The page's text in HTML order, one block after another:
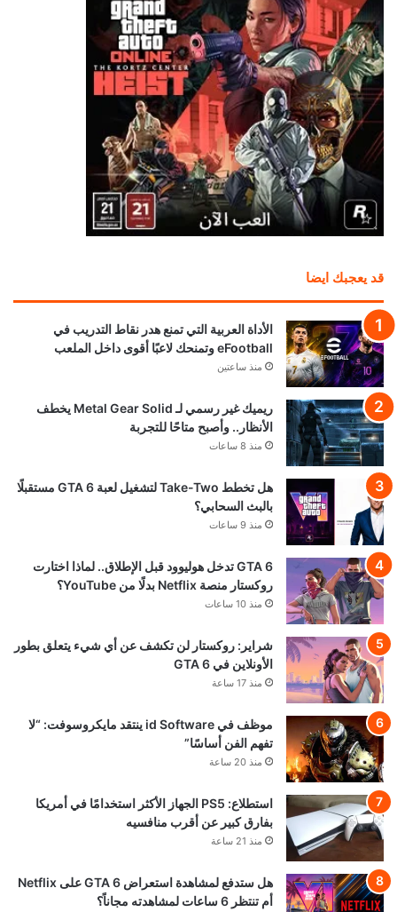
قد يعجبك ايضا
الأداة العربية التي تمنع هدر نقاط التدريب في
eFootball وتمنحك لاعبًا أقوى داخل الملعب
منذ ساعتين
ريميك غير رسمي لـ Metal Gear Solid يخطف
الأنظار.. وأصبح متاحًا للتجربة
منذ 8 ساعات
هل تخطط Take-Two لتشغيل لعبة GTA 6 مستقبلًا
بالبث السحابي؟
منذ 9 ساعات
GTA 6 تدخل هوليوود قبل الإطلاق.. لماذا اختارت
روكستار منصة Netflix بدلًا من YouTube؟
منذ 10 ساعات
شراير: روكستار لن تكشف عن أي شيء يتعلق بطور
الأونلاين في GTA 6
منذ 17 ساعة
موظف في id Software ينتقد مايكروسوفت: “لا
تفهم الفن أساسًا”
منذ 20 ساعة
استطلاع: PS5 الجهاز الأكثر استخدامًا في أمريكا
بفارق كبير عن أقرب منافسيه
منذ 21 ساعة
هل ستدفع لمشاهدة استعراض GTA 6 على Netflix
أم تنتظر 6 ساعات لمشاهدته مجاناً؟